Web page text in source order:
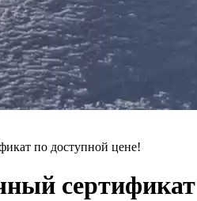
по доступной цене!
сертификат